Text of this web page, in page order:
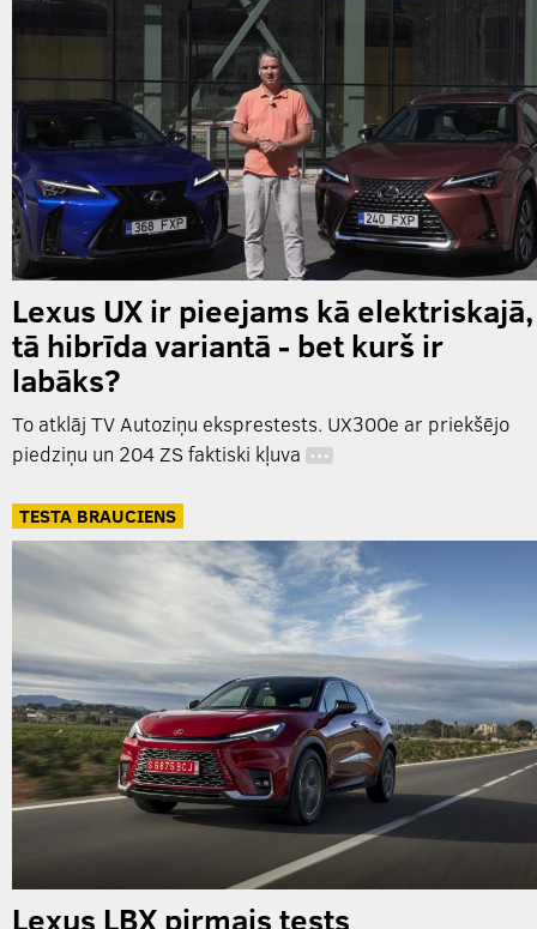
Lexus UX ir pieejams kā elektriskajā,
tā hibrīda variantā - bet kurš ir
labāks?
To atklāj TV Autoziņu eksprestests. UX300e ar priekšējo
piedziņu un 204 ZS faktiski kļuva …
TESTA BRAUCIENS
Lexus LBX pirmais tests